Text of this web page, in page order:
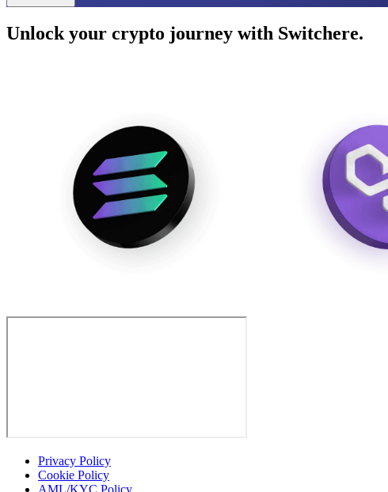
Unlock your crypto journey with Switchere.
Privacy Policy
Cookie Policy
AML/KYC Policy